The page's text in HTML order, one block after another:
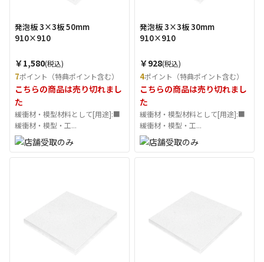
発泡板 3×3板 50mm
910×910
￥1,580(税込)
7ポイント（特典ポイント含む）
こちらの商品は売り切れまし
た
緩衝材・模型材料として[用途]:■
緩衝材・模型・工...
発泡板 3×3板 30mm
910×910
￥928(税込)
4ポイント（特典ポイント含む）
こちらの商品は売り切れまし
た
緩衝材・模型材料として[用途]:■
緩衝材・模型・工...